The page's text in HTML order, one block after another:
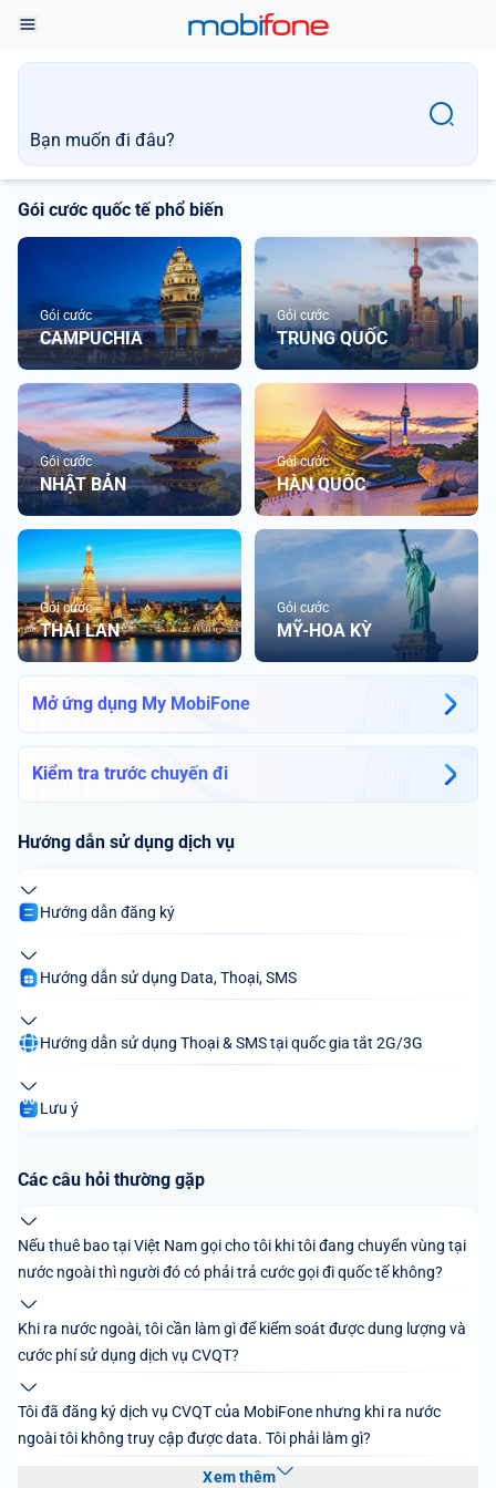
Bạn muốn đi đâu?
Gói cước quốc tế phổ biến
Gói cước
CAMPUCHIA
Gói cước
TRUNG QUỐC
Gói cước
NHẬT BẢN
Gói cước
HÀN QUỐC
Gói cước
THÁI LAN
Gói cước
MỸ-HOA KỲ
Mở ứng dụng My MobiFone
Kiểm tra trước chuyến đi
Hướng dẫn sử dụng dịch vụ
Hướng dẫn đăng ký
Hướng dẫn sử dụng Data, Thoại, SMS
Hướng dẫn sử dụng Thoại & SMS tại quốc gia tắt 2G/3G
Lưu ý
Các câu hỏi thường gặp
Nếu thuê bao tại Việt Nam gọi cho tôi khi tôi đang chuyển vùng tại
nước ngoài thì người đó có phải trả cước gọi đi quốc tế không?
Khi ra nước ngoài, tôi cần làm gì để kiểm soát được dung lượng và
cước phí sử dụng dịch vụ CVQT?
Tôi đã đăng ký dịch vụ CVQT của MobiFone nhưng khi ra nước
ngoài tôi không truy cập được data. Tôi phải làm gì?
Xem thêm